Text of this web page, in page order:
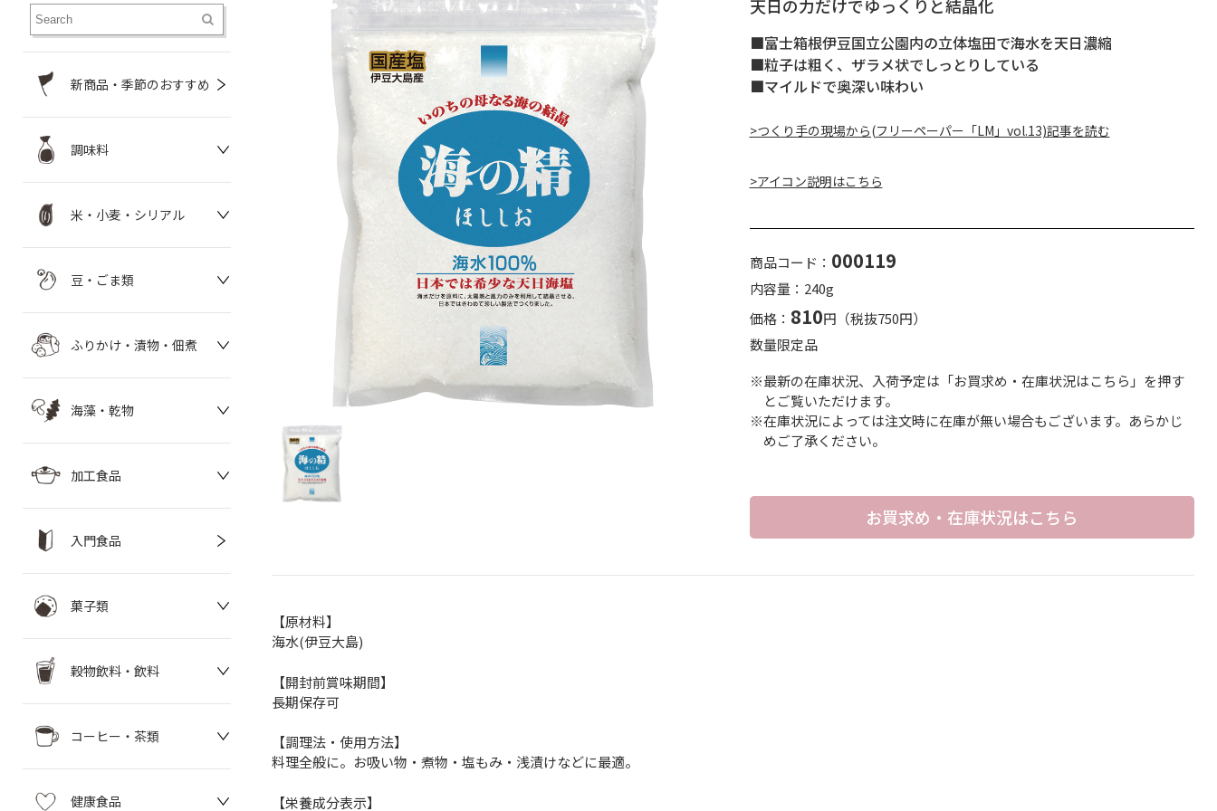
新商品・季節のおすすめ
調味料
米・小麦・シリアル
豆・ごま類
ふりかけ・漬物・佃煮
海藻・乾物
加工食品
入門食品
菓子類
穀物飲料・飲料
コーヒー・茶類
健康食品
天日の力だけでゆっくりと結晶化
■富士箱根伊豆国立公園内の立体塩田で海水を天日濃縮
■粒子は粗く、ザラメ状でしっとりしている
■マイルドで奥深い味わい
>つくり手の現場から(フリーペーパー「LM」vol.13)記事を読む
>アイコン説明はこちら
商品コード： 000119
内容量：240g
価格： 810円（税抜750円）
数量限定品
※最新の在庫状況、入荷予定は「お買求め・在庫状況はこちら」を押す
とご覧いただけます。
※在庫状況によっては注文時に在庫が無い場合もございます。あらかじ
めご了承ください。
お買求め・在庫状況はこちら
【原材料】
海水(伊豆大島)
【開封前賞味期間】
長期保存可
【調理法・使用方法】
料理全般に。お吸い物・煮物・塩もみ・浅漬けなどに最適。
【栄養成分表示】